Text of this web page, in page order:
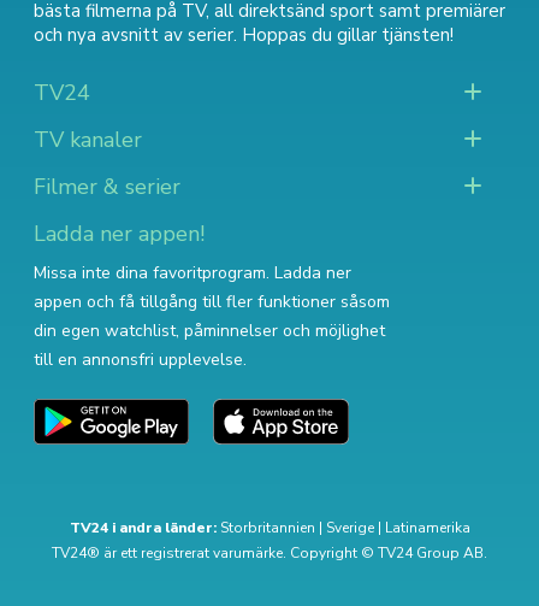
bästa filmerna på TV, all direktsänd sport samt premiärer
och nya avsnitt av serier. Hoppas du gillar tjänsten!
TV24
TV kanaler
Filmer & serier
Ladda ner appen!
Missa inte dina favoritprogram. Ladda ner
appen och få tillgång till fler funktioner såsom
din egen watchlist, påminnelser och möjlighet
till en annonsfri upplevelse.
TV24 i andra länder: Storbritannien | Sverige| Latinamerika
TV24® är ett registrerat varumärke. Copyright © TV24 Group AB.